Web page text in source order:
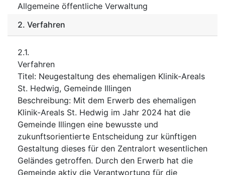
Allgemeine öffentliche Verwaltung
2. Verfahren
2.1.
Verfahren
Titel: Neugestaltung des ehemaligen Klinik-Areals
St. Hedwig, Gemeinde Illingen
Beschreibung: Mit dem Erwerb des ehemaligen
Klinik-Areals St. Hedwig im Jahr 2024 hat die
Gemeinde Illingen eine bewusste und
zukunftsorientierte Entscheidung zur künftigen
Gestaltung dieses für den Zentralort wesentlichen
Geländes getroffen. Durch den Erwerb hat die
Gemeinde aktiv die Verantwortung für die